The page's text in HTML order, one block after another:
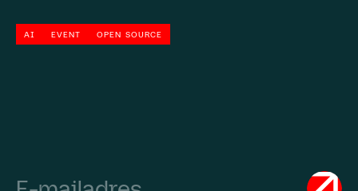
AI EVENT OPEN SOURCE
(Required)